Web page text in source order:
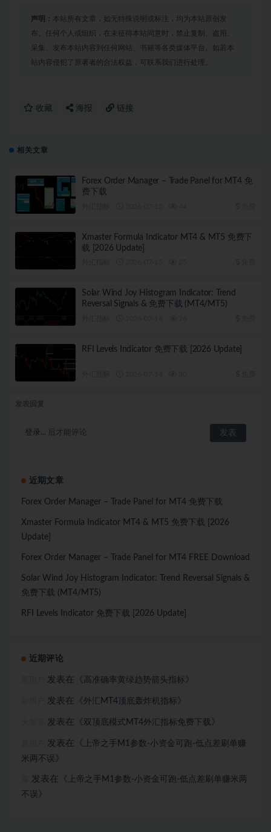
声明： 本站所有文章，如无特殊说明或标注，均为本站原创发
布。任何个人或组织，在未征得本站同意时，禁止复制、盗用、
采集、发布本站内容到任何网站、书籍等各类媒体平台。如若本
站内容侵犯了原著者的合法权益，可联系我们进行处理。
收藏 海报 链接
相关文章
Forex Order Manager – Trade Panel for MT4 免
费下载
Xmaster Formula Indicator MT4 & MT5 免费下
载 [2026 Update]
Solar Wind Joy Histogram Indicator: Trend
Reversal Signals & 免费下载 (MT4/MT5)
RFI Levels Indicator 免费下载 [2026 Update]
登录... 后才能评论
近期文章
Forex Order Manager – Trade Panel for MT4 免费下载
Xmaster Formula Indicator MT4 & MT5 免费下载 [2026
Update]
Forex Order Manager – Trade Panel for MT4 FREE Download
Solar Wind Joy Histogram Indicator: Trend Reversal Signals &
免费下载 (MT4/MT5)
RFI Levels Indicator 免费下载 [2026 Update]
近期评论
发表在《 高准确率黄绿趋势箭头指标 》
发表在《 外汇MT4顶底轰炸机指标 》
发表在《 双顶底模式MT4外汇指标免费下载 》
发表在《
上帝之手M1参数-小资金可跑-低点差刷单赚
米两不误 》
发表在《
上帝之手M1参数-小资金可跑-低点差刷单赚米两
不误 》